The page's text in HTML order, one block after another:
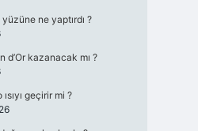
ne yaptırdı ?
d’Or kazanacak mı ?
geçirir mi ?